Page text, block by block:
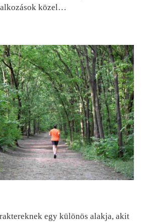
közel…
egy különös alakja, akit